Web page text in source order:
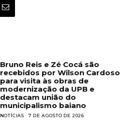
Bruno Reis e Zé Cocá são
recebidos por Wilson Cardoso
para visita às obras de
modernização da UPB e
destacam união do
municipalismo baiano
NOTÍCIAS 7 DE AGOSTO DE 2026